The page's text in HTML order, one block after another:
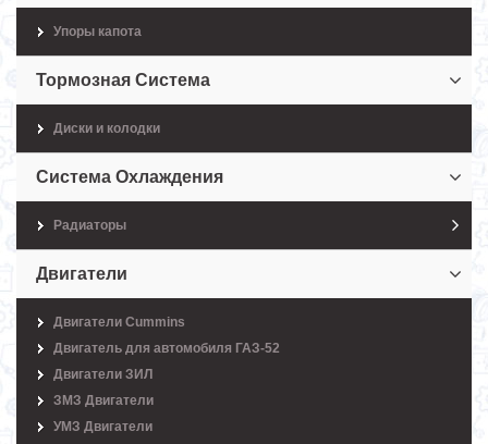
Упоры капота
Тормозная Система
Диски и колодки
Система Охлаждения
Радиаторы
Двигатели
Двигатели Cummins
Двигатель для автомобиля ГАЗ-52
Двигатели ЗИЛ
ЗМЗ Двигатели
УМЗ Двигатели